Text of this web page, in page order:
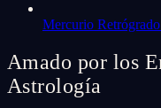
Mercurio
Amado por los
Astrología